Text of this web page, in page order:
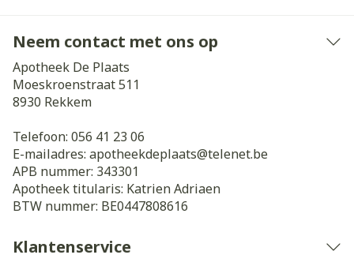
Neem contact met ons op
Apotheek De Plaats
Moeskroenstraat 511
8930 Rekkem
Telefoon: 056 41 23 06
E-mailadres: apotheekdeplaats@telenet.be
APB nummer: 343301
Apotheek titularis: Katrien Adriaen
BTW nummer: BE0447808616
Klantenservice